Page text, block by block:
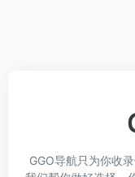
GGO导航只为你收